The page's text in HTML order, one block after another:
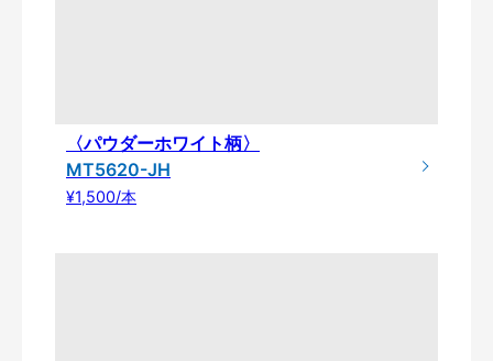
〈パウダーホワイト柄〉
MT5620-JH
¥1,500/本